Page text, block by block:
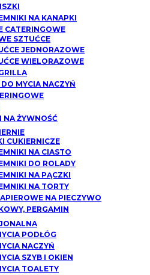
NA KANAPKI
CATERINGOWE
SZTUĆCE
JEDNORAZOWE
WIELORAZOWE
MYCIA NACZYŃ
NA ŻYWNOŚĆ
CUKIERNICZE
NA CIASTO
DO ROLADY
NA PĄCZKI
NA TORTY
NA PIECZYWO
PERGAMIN
PODŁÓG
NACZYŃ
SZYB I OKIEN
TOALETY